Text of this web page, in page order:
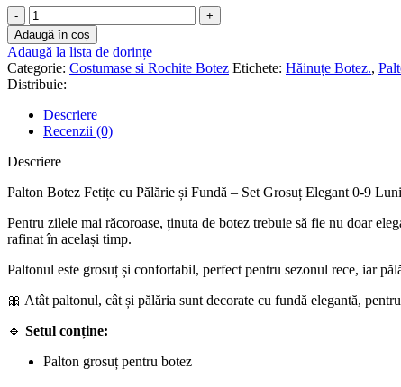
Cantitate
Palton
Botez
Fetițe
cu
Pălărie
și
Fundă
Set
Elegant
9
Luni,
Botez
Adaugă în coș
Adaugă la lista de dorințe
Categorie: Costumase si Rochite Botez Etichete: Hăinuțe Botez.,
Distribuie:
Descriere
Recenzii (0)
Descriere
Palton Botez Fetițe cu Pălărie și Fundă – Set Grosuț Elegant 0-9
Pentru zilele mai răcoroase, ținuta de botez trebuie să fie nu doar
rafinat în același timp.
Paltonul este grosuț și confortabil, perfect pentru sezonul rece, iar
🎀 Atât paltonul, cât și pălăria sunt decorate cu fundă elegantă,
🔹 Setul conține:
Palton grosuț pentru botez